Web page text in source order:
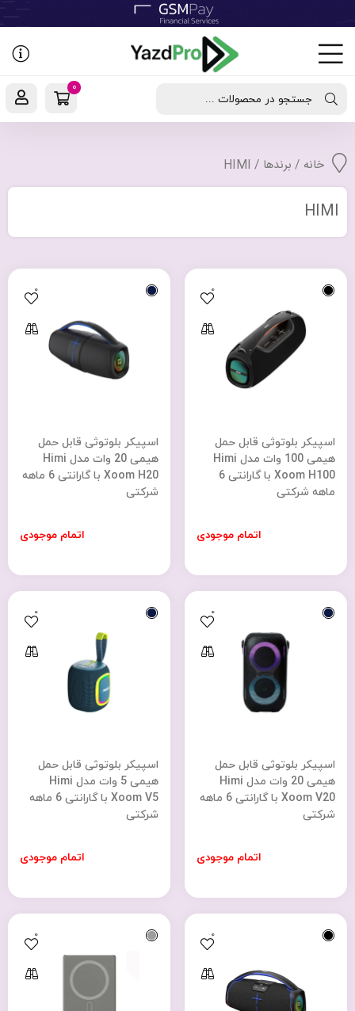
جستجو در محصولات ...
0
خانه / برندها / HIMI
HIMI
اسپیکر بلوتوثی قابل حمل
هیمی 100 وات مدل Himi
Xoom H100 با گارانتی 6
ماهه شرکتی
اتمام موجودی
0
اسپیکر بلوتوثی قابل حمل
هیمی 20 وات مدل Himi
Xoom H20 با گارانتی 6 ماهه
شرکتی
اتمام موجودی
0
اسپیکر بلوتوثی قابل حمل
هیمی 20 وات مدل Himi
Xoom V20 با گارانتی 6 ماهه
شرکتی
اتمام موجودی
0
اسپیکر بلوتوثی قابل حمل
هیمی 5 وات مدل Himi
Xoom V5 با گارانتی 6 ماهه
شرکتی
اتمام موجودی
0
0
0